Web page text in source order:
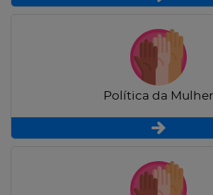
Política da Mulher